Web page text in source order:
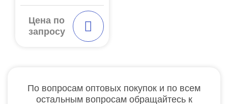
Цена по
запросу
По вопросам оптовых покупок и по всем
остальным вопросам обращайтесь к